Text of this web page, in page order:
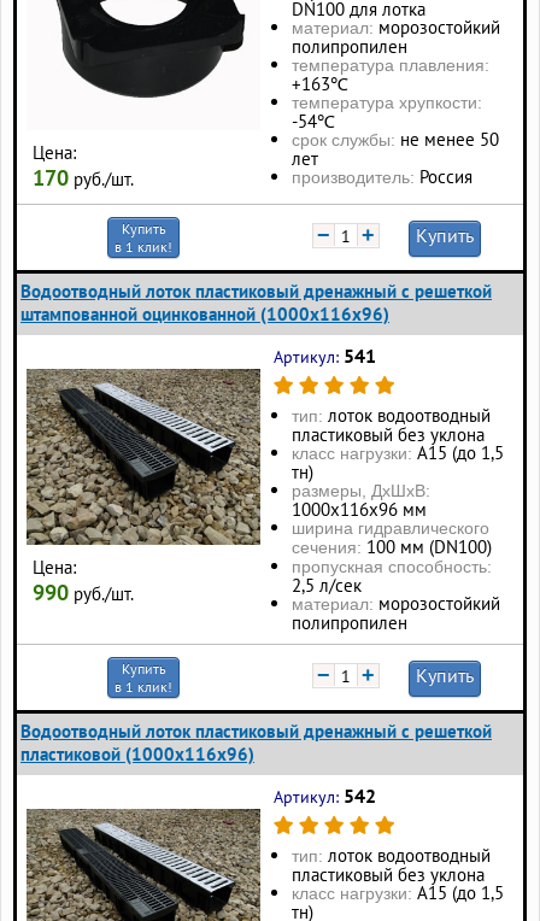
Цена:
170 руб./шт.
DN100 для лотка
материал: морозостойкий
полипропилен
температура плавления:
+163℃
температура хрупкости:
-54℃
срок службы: не менее 50
лет
производитель: Россия
Купить
в 1 клик!
− + Купить
Водоотводный лоток пластиковый дренажный с решеткой
штампованной оцинкованной (1000x116x96)
Цена:
990 руб./шт.
Артикул: 541
тип: лоток водоотводный
пластиковый без уклона
класс нагрузки: А15 (до 1,5
тн)
размеры, ДхШхВ:
1000х116х96 мм
ширина гидравлического
сечения: 100 мм (DN100)
пропускная способность:
2,5 л/сек
материал: морозостойкий
полипропилен
Купить
в 1 клик!
− + Купить
Водоотводный лоток пластиковый дренажный с решеткой
пластиковой (1000x116x96)
Артикул: 542
тип: лоток водоотводный
пластиковый без уклона
класс нагрузки: А15 (до 1,5
тн)